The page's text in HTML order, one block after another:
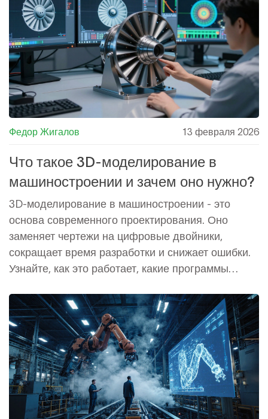
Федор Жигалов 13 февраля 2026
Что такое 3D-моделирование в
машиностроении и зачем оно нужно?
3D-моделирование в машиностроении - это
основа современного проектирования. Оно
заменяет чертежи на цифровые двойники,
сокращает время разработки и снижает ошибки.
Узнайте, как это работает, какие программы
невозможно конкурировать.